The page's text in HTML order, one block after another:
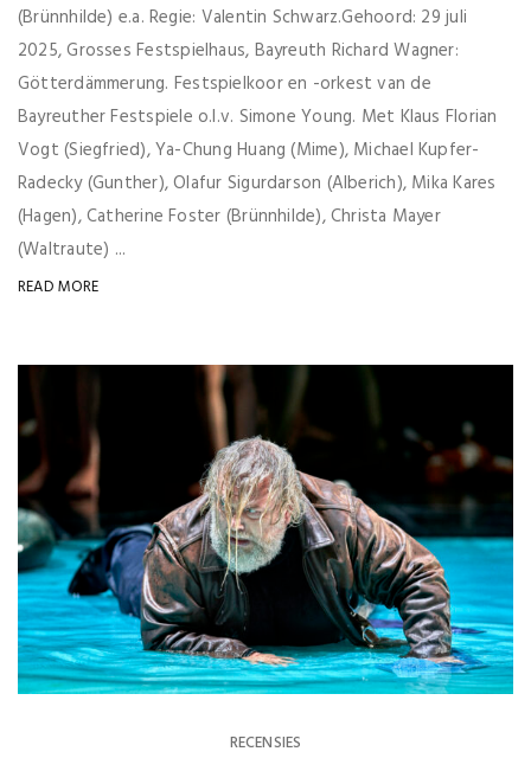
(Brünnhilde) e.a. Regie: Valentin Schwarz.Gehoord: 29 juli
2025, Grosses Festspielhaus, Bayreuth Richard Wagner:
Götterdämmerung. Festspielkoor en -orkest van de
Bayreuther Festspiele o.l.v. Simone Young. Met Klaus Florian
Vogt (Siegfried), Ya-Chung Huang (Mime), Michael Kupfer-
Radecky (Gunther), Olafur Sigurdarson (Alberich), Mika Kares
(Hagen), Catherine Foster (Brünnhilde), Christa Mayer
(Waltraute) ...
READ MORE
RECENSIES